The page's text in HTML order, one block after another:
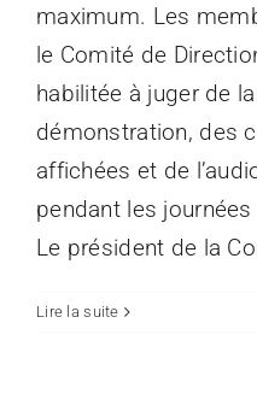
maximum. Les
le Comité de
habilitée à juger de
démonstration, des
affichées et de
pendant les
Le président de la
Lire la suite